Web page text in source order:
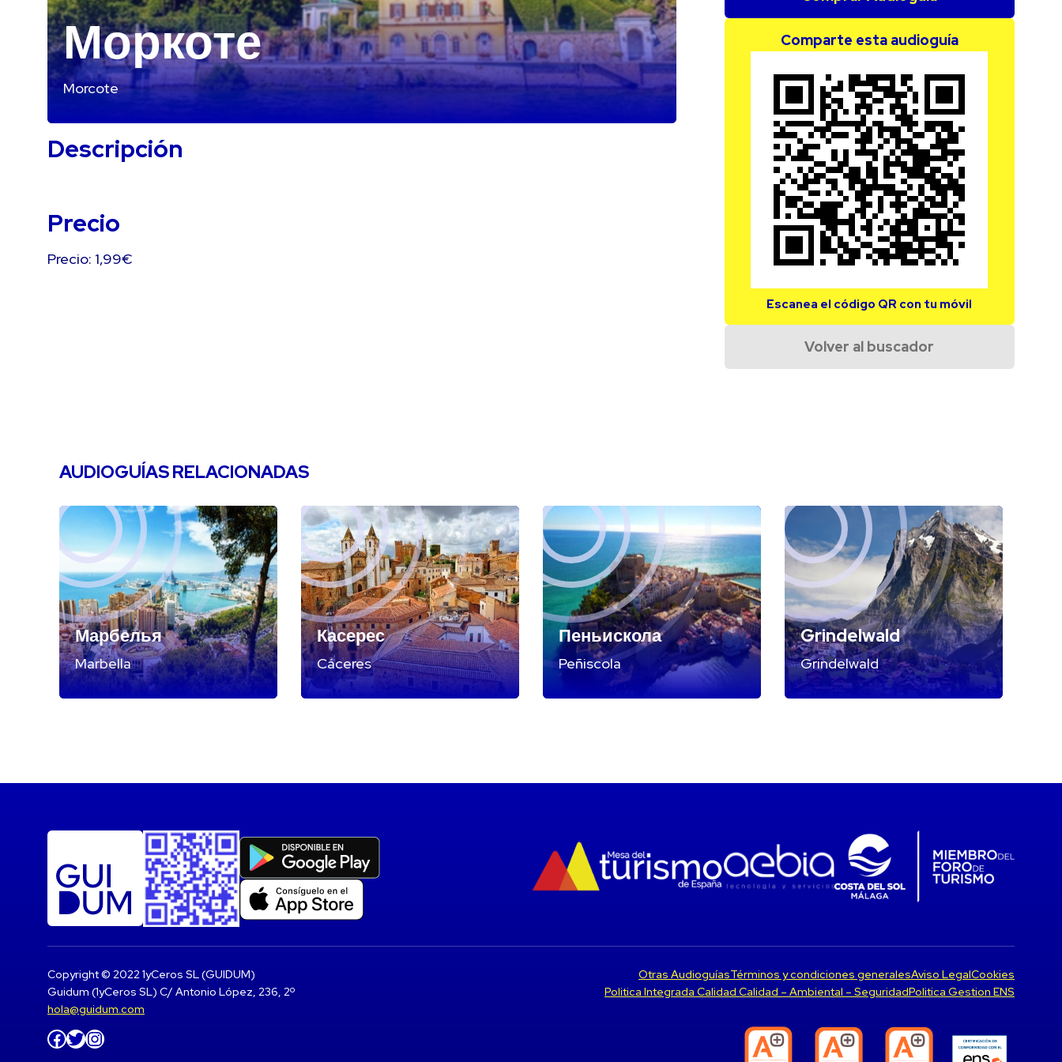
Моркоте
Morcote
Descripción
Precio
Precio: 1,99€
Comparte esta audioguía
Escanea el código QR con tu móvil
Volver al buscador
AUDIOGUÍAS RELACIONADAS
Марбелья
Marbella
Касерес
Cáceres
Пеньискола
Peñiscola
Grindelwald
Grindelwald
Copyright © 2022 1yCeros SL (GUIDUM)
Guidum (1yCeros SL) C/ Antonio López, 236, 2º
hola@guidum.com
Facebook Twitter Instagram
Otras AudioguíasTérminos y condiciones generalesAviso LegalCookies
Politica Integrada Calidad Calidad – Ambiental – SeguridadPolitica Gestion ENS